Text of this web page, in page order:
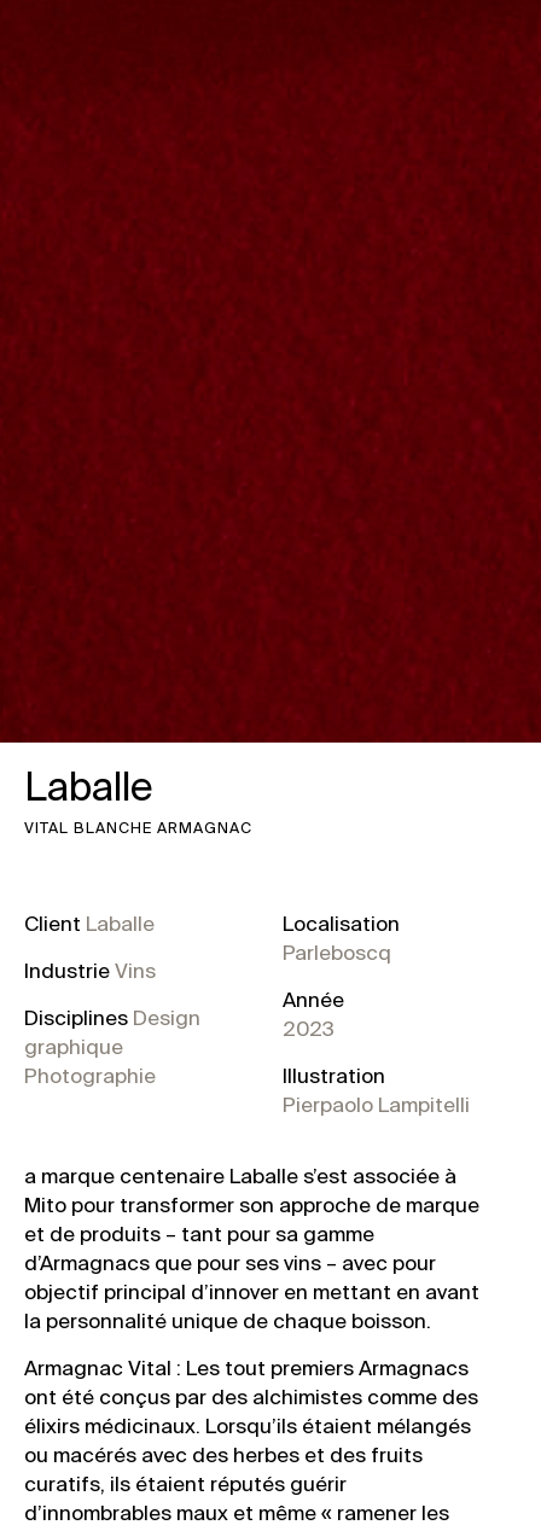
Laballe
VITAL BLANCHE ARMAGNAC
Client Laballe
IndustrieVins
Disciplines Design
graphique
Photographie
Localisation
Parleboscq
Année
2023
Illustration
Pierpaolo Lampitelli
a marque centenaire Laballe s’est associée à
Mito pour transformer son approche de marque
et de produits – tant pour sa gamme
d’Armagnacs que pour ses vins – avec pour
objectif principal d’innover en mettant en avant
la personnalité unique de chaque boisson.
Armagnac Vital : Les tout premiers Armagnacs
ont été conçus par des alchimistes comme des
élixirs médicinaux. Lorsqu’ils étaient mélangés
ou macérés avec des herbes et des fruits
curatifs, ils étaient réputés guérir
d’innombrables maux et même « ramener les